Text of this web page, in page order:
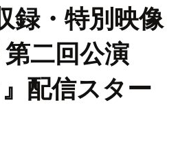
録・特別映像
二回公演
』配信スター